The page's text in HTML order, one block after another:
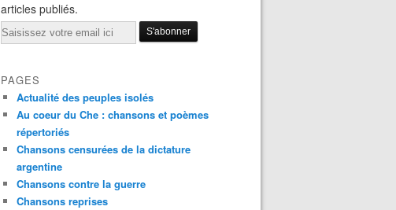
articles publiés.
Email
PAGES
Actualité des peuples isolés
Au coeur du Che : chansons et poèmes
répertoriés
Chansons censurées de la dictature
argentine
Chansons contre la guerre
Chansons reprises